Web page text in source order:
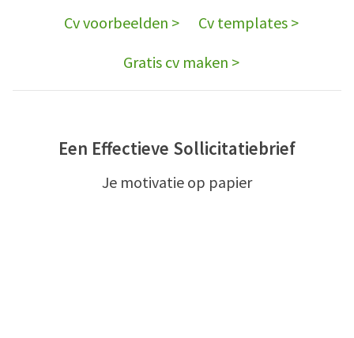
Cv voorbeelden >
Cv templates >
Gratis cv maken >
Een Effectieve Sollicitatiebrief
Je motivatie op papier